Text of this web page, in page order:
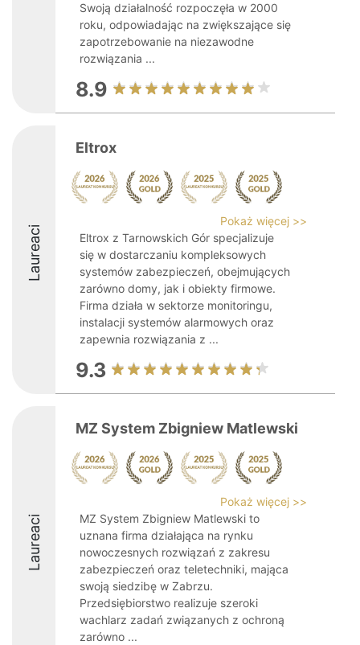
Swoją działalność rozpoczęła w 2000
roku, odpowiadając na zwiększające się
zapotrzebowanie na niezawodne
rozwiązania ...
8.9
Laureaci
Eltrox
Pokaż więcej >>
Eltrox z Tarnowskich Gór specjalizuje
się w dostarczaniu kompleksowych
systemów zabezpieczeń, obejmujących
zarówno domy, jak i obiekty firmowe.
Firma działa w sektorze monitoringu,
instalacji systemów alarmowych oraz
zapewnia rozwiązania z ...
9.3
Laureaci
MZ System Zbigniew Matlewski
Pokaż więcej >>
MZ System Zbigniew Matlewski to
uznana firma działająca na rynku
nowoczesnych rozwiązań z zakresu
zabezpieczeń oraz teletechniki, mająca
swoją siedzibę w Zabrzu.
Przedsiębiorstwo realizuje szeroki
wachlarz zadań związanych z ochroną
zarówno ...